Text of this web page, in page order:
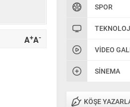
SPOR
VIDEO
SINEMA
KÖŞE
A+A-